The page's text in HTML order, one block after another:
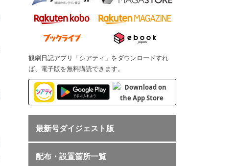
観劇日記アプリ「シアティ」をダウンロードすれ
ば、電子版を無料購読できます。
最新号ダイジェスト版
配布・設置箇所一覧